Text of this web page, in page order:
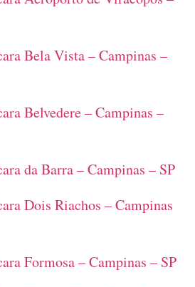
Bela Vista – Campinas –
Belvedere – Campinas –
da Barra – Campinas – SP
Dois Riachos – Campinas
Formosa – Campinas – SP